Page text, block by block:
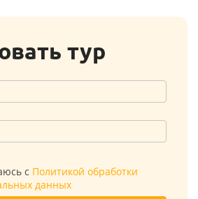
тур
с Политикой обработки
данных